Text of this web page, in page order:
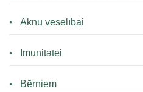
Aknu veselībai
Imunitātei
Bērniem